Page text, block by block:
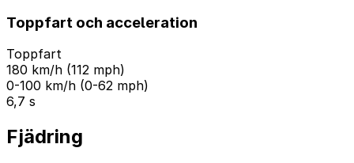
Toppfart och acceleration
Toppfart
180 km/h (112 mph)
0-100 km/h (0-62 mph)
6,7 s
Fjädring